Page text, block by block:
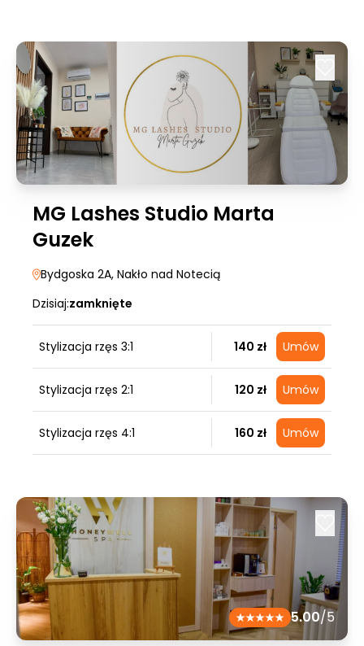
MG Lashes Studio Marta
Guzek
Bydgoska 2A, Nakło nad Notecią
Dzisiaj:zamknięte
Stylizacja rzęs 3:1 140 zł Umów
Stylizacja rzęs 2:1 120 zł Umów
Stylizacja rzęs 4:1 160 zł Umów
5.00/5